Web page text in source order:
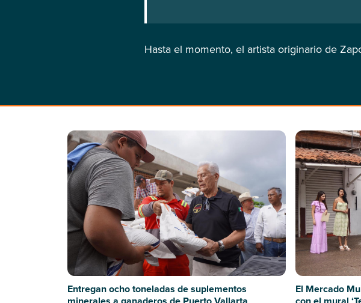
Hasta el momento, el artista originario de
Entregan ocho toneladas de suplementos
El Mercado